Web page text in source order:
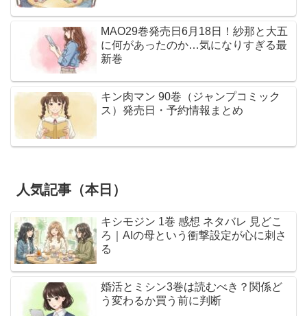
MAO29巻発売日6月18日！紗那と大五
に何があったのか…気になりすぎる最
新巻
キン肉マン 90巻（ジャンプコミック
ス）発売日・予約情報まとめ
人気記事（本日）
キシモジン 1巻 感想 ネタバレ 見どこ
ろ｜AIの母という衝撃設定が心に刺さ
る
婚活とミシン3巻は読むべき？関係ど
う変わるか買う前に判断